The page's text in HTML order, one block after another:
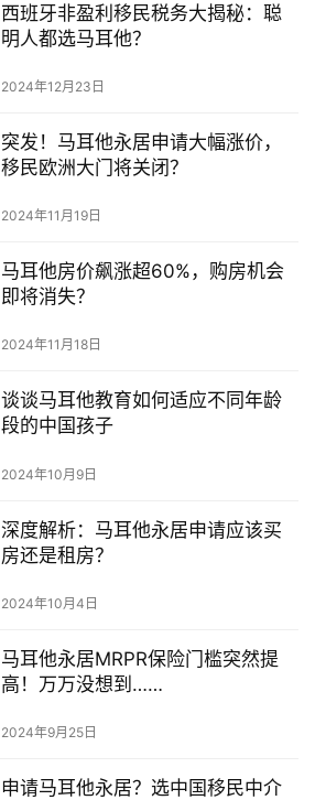
西班牙非盈利移民税务大揭秘：聪
明人都选马耳他？
2024年12月23日
突发！马耳他永居申请大幅涨价，
移民欧洲大门将关闭？
2024年11月19日
马耳他房价飙涨超60%，购房机会
即将消失？
2024年11月18日
谈谈马耳他教育如何适应不同年龄
段的中国孩子
2024年10月9日
深度解析：马耳他永居申请应该买
房还是租房？
2024年10月4日
马耳他永居MRPR保险门槛突然提
高！万万没想到……
2024年9月25日
申请马耳他永居？选中国移民中介